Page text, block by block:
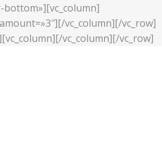
vc_column][/vc_row]
vc_column][/vc_row]